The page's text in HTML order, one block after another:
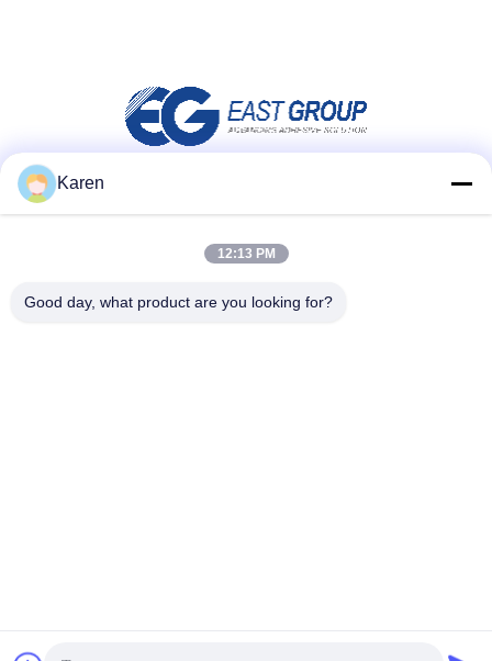
Szybki kontakt
Chiny dobre. Jakość Klej topliwy PUR Sprzedawca. 2022-2026
Karen
12:13 PM
Good day, what product are you looking for?